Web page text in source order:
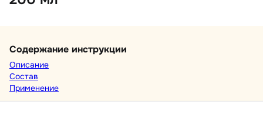
Содержание инструкции
Описание
Состав
Применение